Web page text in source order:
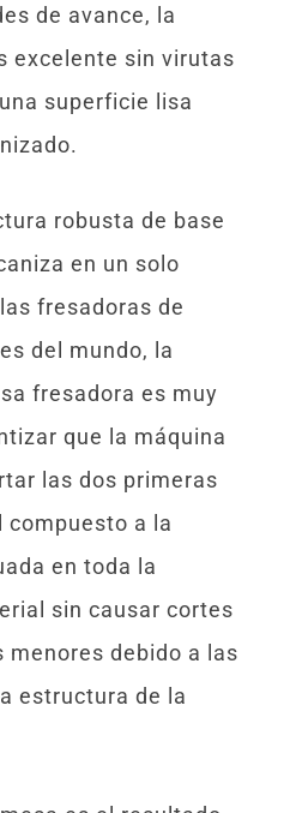
de avance, la
excelente sin virutas
superficie lisa
robusta de base
en un solo
fresadoras de
del mundo, la
fresadora es muy
que la máquina
las dos primeras
compuesto a la
en toda la
sin causar cortes
menores debido a las
estructura de la